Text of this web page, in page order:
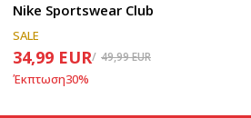
Nike Sportswear Club
SALE
34,99 EUR 49,99EUR
Έκπτωση30%